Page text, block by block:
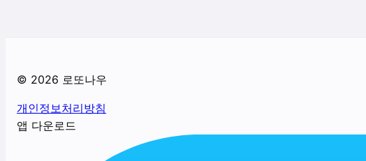
© 2026 로또나우
개인정보처리방침
앱 다운로드